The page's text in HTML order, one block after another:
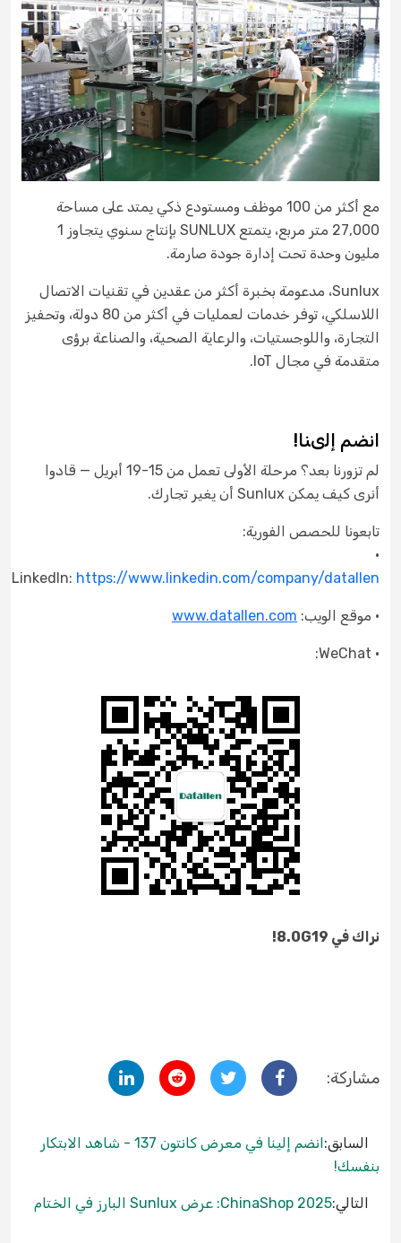
مع أكثر من 100 موظف ومستودع ذكي يمتد على مساحة
27,000 متر مربع، يتمتع SUNLUX بإنتاج سنوي يتجاوز 1
مليون وحدة تحت إدارة جودة صارمة.
Sunlux، مدعومة بخبرة أكثر من عقدين في تقنيات الاتصال
اللاسلكي، توفر خدمات لعمليات في أكثر من 80 دولة، وتحفيز
التجارة، واللوجستيات، والرعاية الصحية، والصناعة برؤى
متقدمة في مجال IoT.
انضم إلىنا!
لم تزورنا بعد؟ مرحلة الأولى تعمل من 15-19 أبريل — قادوا
أنرى كيف يمكن Sunlux أن يغير تجارك.
تابعونا للحصص الفورية:
•
LinkedIn: https://www.linkedin.com/company/datallen
• موقع الويب: www.datallen.com
•
WeChat:
نراك في 8.0G19!
مشاركة:
السابق:
انضم إلينا في معرض كانتون 137 - شاهد الابتكار
بنفسك!
التالي:ChinaShop 2025: عرض Sunlux البارز في الختام